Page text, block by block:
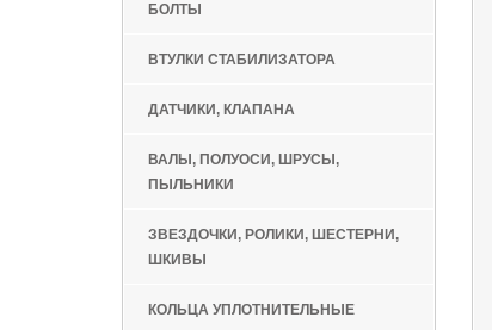
БОЛТЫ
ВТУЛКИ СТАБИЛИЗАТОРА
ДАТЧИКИ, КЛАПАНА
ВАЛЫ, ПОЛУОСИ, ШРУСЫ,
ПЫЛЬНИКИ
ЗВЕЗДОЧКИ, РОЛИКИ, ШЕСТЕРНИ,
ШКИВЫ
КОЛЬЦА УПЛОТНИТЕЛЬНЫЕ